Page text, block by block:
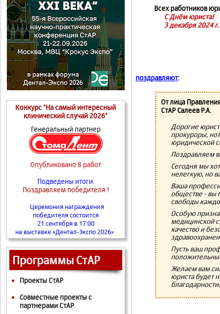
Конкурс "На самый интересный
клинический случай 2026"
Генеральный партнер
Опубликовано 8 работ
Подведены итоги.
Поздравляем победителя !
Церемония награждения
победителя состоится
21 сентября в 17:00
на выставке «Дентал-Экспо 2026»
Программы СтАР
Проекты СтАР
Совместные проекты с
партнерами СтАР
Всех работников
С Днём юриста!
3 декабря 2024 г.
поздравляют:
От лица
СтАР Салеев Р.А.
Дорогие
прокуроры,
юридической
Поздравляем
Сегодня мы
нелегкую, но
Ваша
обществе - вы
свободы
Особую
медицинской
качество и
Пусть ваш
Желаем вам
юриста будет
благодарности!